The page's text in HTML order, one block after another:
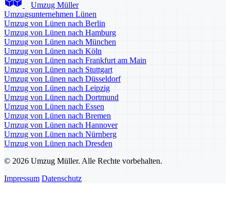
Umzug Müller
Umzugsunternehmen Lünen
Umzug von Lünen nach Berlin
Umzug von Lünen nach Hamburg
Umzug von Lünen nach München
Umzug von Lünen nach Köln
Umzug von Lünen nach Frankfurt am Main
Umzug von Lünen nach Stuttgart
Umzug von Lünen nach Düsseldorf
Umzug von Lünen nach Leipzig
Umzug von Lünen nach Dortmund
Umzug von Lünen nach Essen
Umzug von Lünen nach Bremen
Umzug von Lünen nach Hannover
Umzug von Lünen nach Nürnberg
Umzug von Lünen nach Dresden
© 2026 Umzug Müller. Alle Rechte vorbehalten.
Impressum Datenschutz